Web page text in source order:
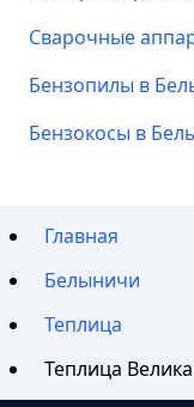
Сварочные
Бензопилы в
Бензокосы в
Главная
Белыничи
Теплица
Теплица